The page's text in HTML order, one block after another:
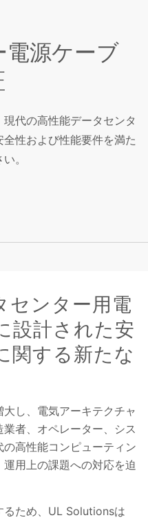
源ケーブ
代の高性能データセンタ
性および性能要件を満た
。
センター用電
設計された安
関する新たな
し、電気アーキテクチャ
者、オペレーター、シス
高性能コンピューティン
用上の課題への対応を迫
るため、UL Solutionsは